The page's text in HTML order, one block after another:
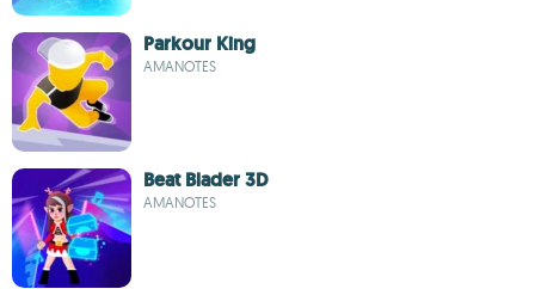
Parkour King
AMANOTES
Beat Blader 3D
AMANOTES